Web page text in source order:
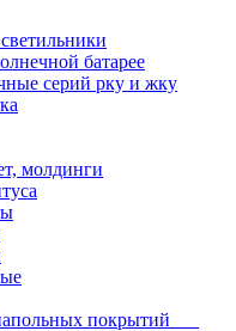
батарее
серий рку и жку
молдинги
покрытий